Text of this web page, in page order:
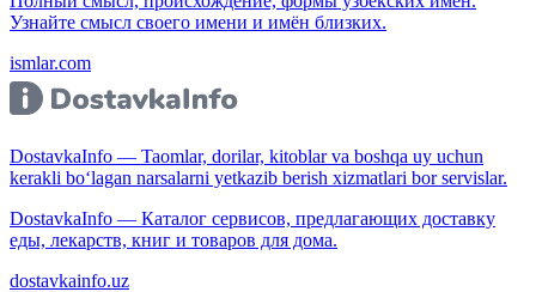
Узнайте смысл своего имени и имён близких.
ismlar.com
DostavkaInfo — Taomlar, dorilar, kitoblar va boshqa uy uchun
kerakli bo‘lagan narsalarni yetkazib berish xizmatlari bor servislar.
DostavkaInfo — Каталог сервисов, предлагающих доставку
еды, лекарств, книг и товаров для дома.
dostavkainfo.uz